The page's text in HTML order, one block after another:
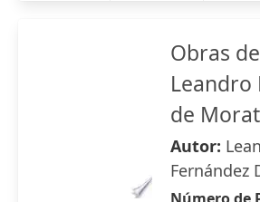
Obras
Leandro
de
Autor:
Fernández